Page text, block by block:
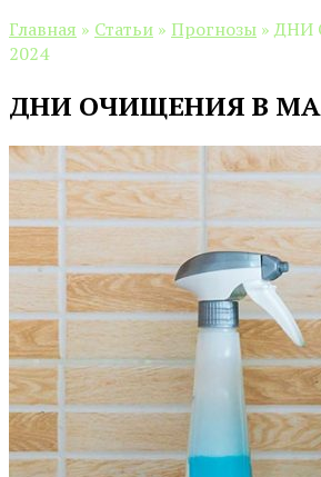
Главная » Статьи » Прогнозы » ДНИ
2024
ДНИ ОЧИЩЕНИЯ В